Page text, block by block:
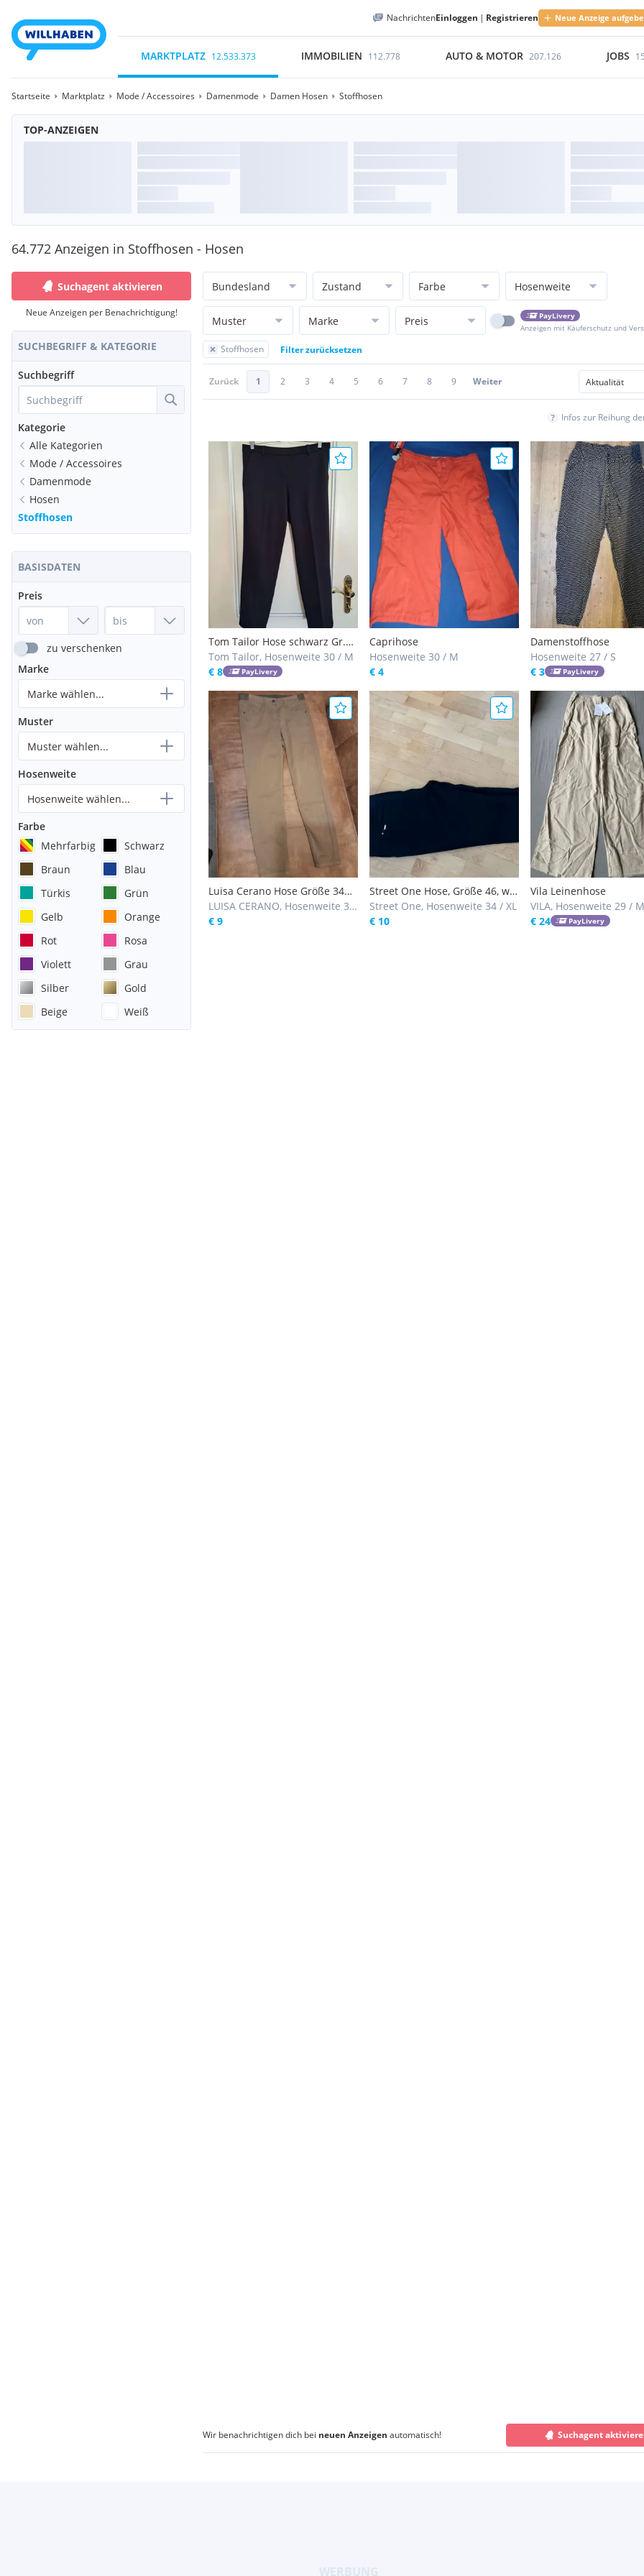
NachrichtenEinloggen | Registrieren Neue Anzeige
MARKTPLATZ 12.533.373 IMMOBILIEN 112.778 AUTO & MOTOR 207.126 JOBS
Startseite Marktplatz Mode / Accessoires Damenmode Damen Hosen Stoffhosen
TOP-ANZEIGEN
64.772 Anzeigen in Stoffhosen - Hosen
Suchagent aktivieren
Neue Anzeigen per Benachrichtigung!
SUCHBEGRIFF & KATEGORIE
Suchbegriff
Kategorie
Alle Kategorien
Mode / Accessoires
Damenmode
Hosen
Stoffhosen
BASISDATEN
Preis
zu verschenken
Marke
Marke wählen...
Muster
Muster wählen...
Hosenweite
Hosenweite wählen...
Farbe
Mehrfarbig
Schwarz
Braun
Blau
Türkis
Grün
Gelb
Orange
Rot
Rosa
Violett
Grau
Silber
Gold
Beige
Weiß
Bundesland Zustand Farbe Hosenweite
Muster Marke Preis
PayLivery
Anzeigen mit Käuferschutz und
Stoffhosen Filter zurücksetzen
Zurück 1 2 3 4 5 6 7 8 9 Weiter
Infos zur Reihung
Tom Tailor Hose schwarz Gr.
40
Tom Tailor, Hosenweite 30 / M
€ 8
PayLivery
Caprihose
Hosenweite 30 / M
€ 4
Damenstoffhose
Hosenweite 27 / S
€ 3
PayLivery
Luisa Cerano Hose Größe 34
neu
LUISA CERANO, Hosenweite 30
/ M
€ 9
Street One Hose, Größe 46, wie
neu
Street One, Hosenweite 34 / XL
€ 10
Vila Leinenhose
VILA, Hosenweite 29 / M
€ 24
PayLivery
Wir benachrichtigen dich bei neuen Anzeigen automatisch! Suchagent